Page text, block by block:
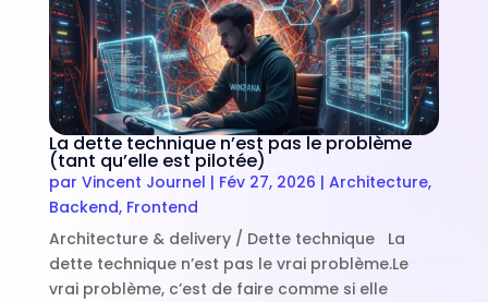
La dette technique n’est pas le problème
(tant qu’elle est pilotée)
par Vincent Journel | Fév 27, 2026 | Architecture,
Backend, Frontend
Architecture & delivery / Dette technique La
dette technique n’est pas le vrai problème.Le
vrai problème, c’est de faire comme si elle